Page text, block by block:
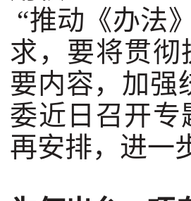
“推动《办法
求，要将贯
要内容，加强
委近日召开
再安排，进一